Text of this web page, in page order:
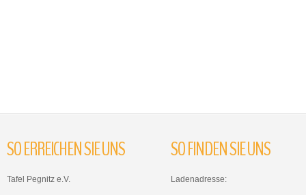
SOERREICHENSIEUNS
Tafel Pegnitz e.V.
SOFINDENSIEUNS
Ladenadresse: